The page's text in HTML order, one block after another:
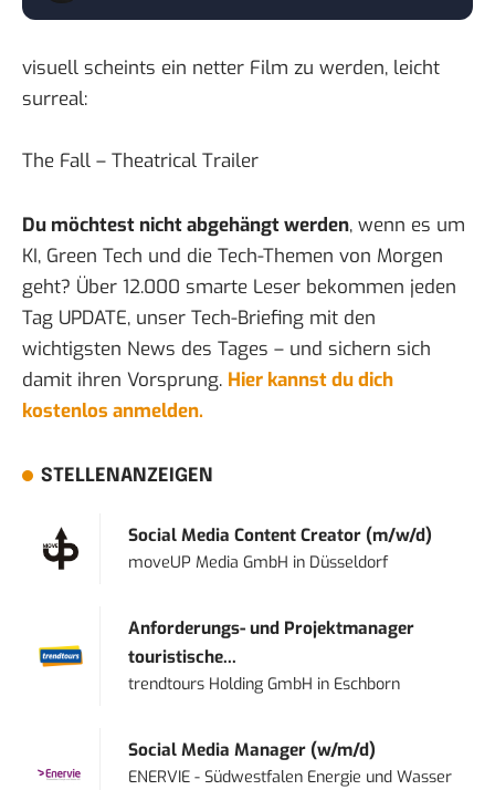
visuell scheints ein netter Film zu werden, leicht
surreal:
The Fall – Theatrical Trailer
Du möchtest nicht abgehängt werden, wenn es um
KI, Green Tech und die Tech-Themen von Morgen
geht? Über 12.000 smarte Leser bekommen jeden
Tag UPDATE, unser Tech-Briefing mit den
wichtigsten News des Tages – und sichern sich
damit ihren Vorsprung. Hier kannst du dich
kostenlos anmelden.
STELLENANZEIGEN
Social Media Content Creator (m/w/d)
moveUP Media GmbH in Düsseldorf
Anforderungs- und Projektmanager
touristische...
trendtours Holding GmbH in Eschborn
Social Media Manager (w/m/d)
ENERVIE - Südwestfalen Energie und Wasser